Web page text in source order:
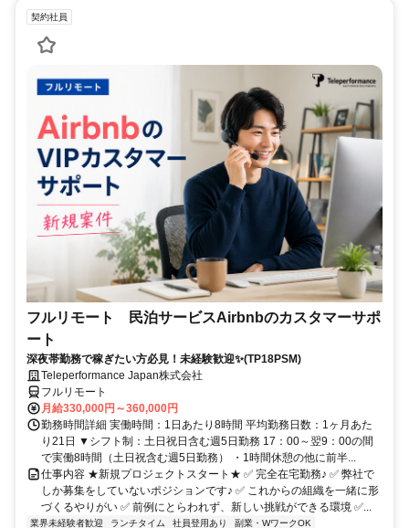
契約社員
フルリモート 民泊サービスAirbnbのカスタマーサポ
ート
深夜帯勤務で稼ぎたい方必見！未経験歓迎✨(TP18PSM)
Teleperformance Japan株式会社
フルリモート
月給330,000円～360,000円
勤務時間詳細 実働時間：1日あたり8時間 平均勤務日数：1ヶ月あた
り21日 ▼シフト制：土日祝日含む週5日勤務 17：00～翌9：00の間
で実働8時間（土日祝含む週5日勤務） ・1時間休憩の他に前半...
仕事内容 ★新規プロジェクトスタート★ ✅ 完全在宅勤務♪ ✅ 弊社で
しか募集をしていないポジションです♪ ✅ これからの組織を一緒に形
づくるやりがい ✅ 前例にとらわれず、新しい挑戦ができる環境 ✅...
業界未経験者歓迎 ランチタイム 社員登用あり
副業・WワークOK